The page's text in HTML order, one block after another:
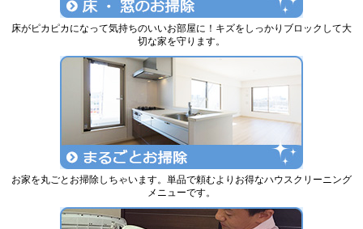
床がピカピカになって気持ちのいいお部屋に！キズをしっかりブロックして大
切な家を守ります。
お家を丸ごとお掃除しちゃいます。単品で頼むよりお得なハウスクリーニング
メニューです。